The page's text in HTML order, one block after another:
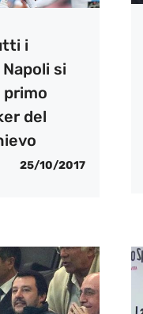
i
si
primo
del
25/10/2017